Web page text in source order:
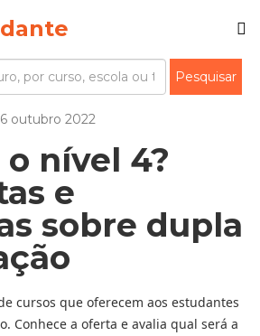
outubro 2022
o nível 4?
e
sobre dupla
cursos que oferecem aos estudantes
Conhece a oferta e avalia qual será a